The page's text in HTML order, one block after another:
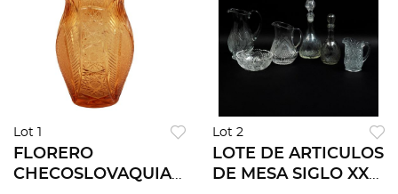
Lot 1
FLORERO
CHECOSLOVAQUIA
Lot 2
LOTE DE ARTICULOS
DE MESA SIGLO XX